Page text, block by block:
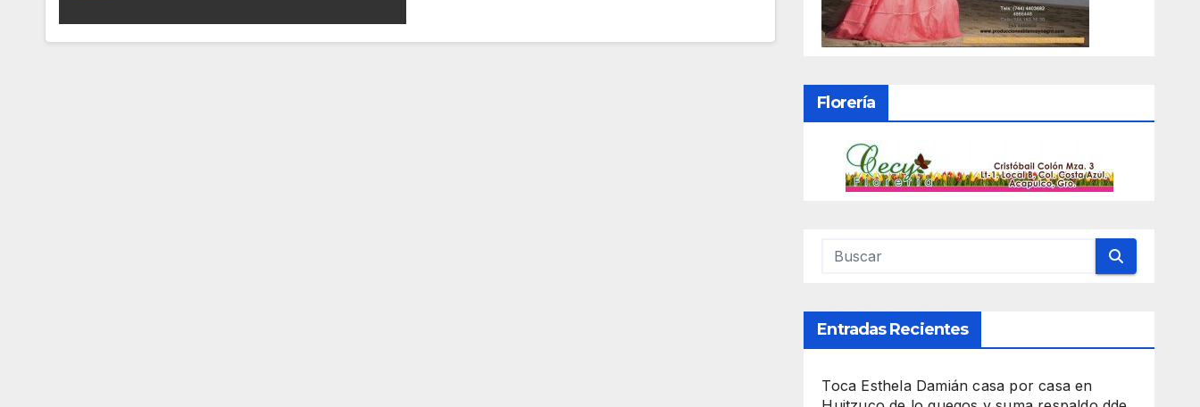
Florería
Entradas Recientes
Toca Esthela Damián casa por casa en